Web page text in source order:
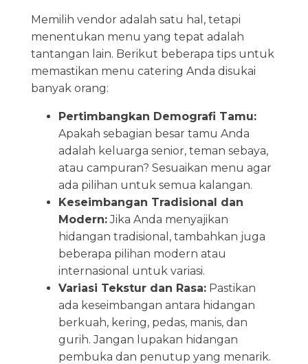
Memilih vendor adalah satu hal, tetapi
menentukan menu yang tepat adalah
tantangan lain. Berikut beberapa tips untuk
memastikan menu catering Anda disukai
banyak orang:
Pertimbangkan Demografi Tamu:
Apakah sebagian besar tamu Anda
adalah keluarga senior, teman sebaya,
atau campuran? Sesuaikan menu agar
ada pilihan untuk semua kalangan.
Keseimbangan Tradisional dan
Modern:Jika Anda menyajikan
hidangan tradisional, tambahkan juga
beberapa pilihan modern atau
internasional untuk variasi.
Variasi Tekstur dan Rasa:Pastikan
ada keseimbangan antara hidangan
berkuah, kering, pedas, manis, dan
gurih. Jangan lupakan hidangan
pembuka dan penutup yang menarik.